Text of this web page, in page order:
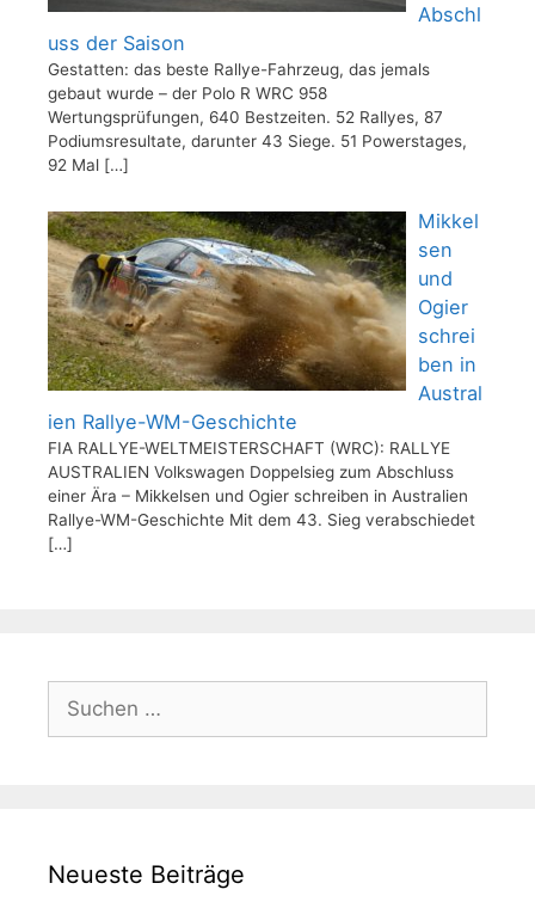
Abschl
uss der Saison
Gestatten: das beste Rallye-Fahrzeug, das jemals
gebaut wurde – der Polo R WRC 958
Wertungsprüfungen, 640 Bestzeiten. 52 Rallyes, 87
Podiumsresultate, darunter 43 Siege. 51 Powerstages,
92 Mal […]
Mikkel
sen
und
Ogier
schrei
ben in
Austral
ien Rallye-WM-Geschichte
FIA RALLYE-WELTMEISTERSCHAFT (WRC): RALLYE
AUSTRALIEN Volkswagen Doppelsieg zum Abschluss
einer Ära – Mikkelsen und Ogier schreiben in Australien
Rallye-WM-Geschichte Mit dem 43. Sieg verabschiedet
[…]
Suchen
nach:
Neueste Beiträge